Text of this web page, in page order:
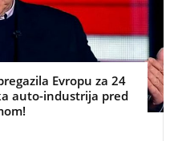
Evropu za 24
auto-industrija pred